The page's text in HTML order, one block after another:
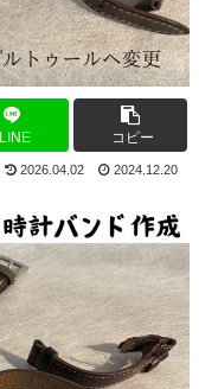
LINE コピー
2026.04.02 2024.12.20